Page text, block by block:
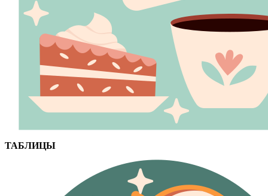
ТАБЛИЦЫ